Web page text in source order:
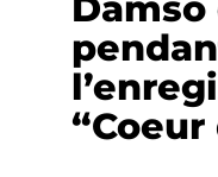
“Coeur